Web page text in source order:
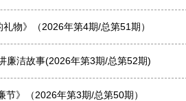
物》（2026年第4期/总第51期）
廉洁故事(2026年第3期/总第52期)
》（2026年第3期/总第50期）